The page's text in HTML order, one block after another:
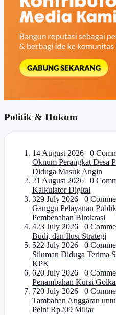
Politik & Hukum
14 August 2026 0
Oknum Perangkat Desa
Diduga Masuk Angin
21 August 2026 0
Kalkulator Digital
329 July 2026 0
Ganggu Pelayanan
Pembenahan Birokrasi
423 July 2026 0
Budi, dan Ilusi Strategi
522 July 2026 0
Siluman Diduga Terima
KPK
620 July 2026 0
Penambahan Kursi
720 July 2026 0
Tambahan Anggaran
Pelni Rp209 Miliar